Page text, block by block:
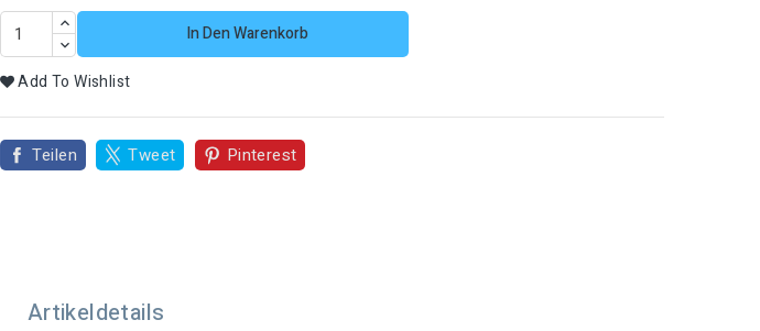
In Den Warenkorb
Add To Wishlist
Teilen Tweet Pinterest
Artikeldetails